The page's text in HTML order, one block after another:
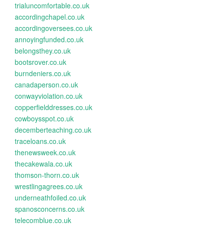
trialuncomfortable.co.uk
accordingchapel.co.uk
accordingoversees.co.uk
annoyingfunded.co.uk
belongsthey.co.uk
bootsrover.co.uk
burndeniers.co.uk
canadaperson.co.uk
conwayviolation.co.uk
copperfielddresses.co.uk
cowboysspot.co.uk
decemberteaching.co.uk
traceloans.co.uk
thenewsweek.co.uk
thecakewala.co.uk
thomson-thorn.co.uk
wrestlingagrees.co.uk
underneathfoiled.co.uk
spanosconcerns.co.uk
telecomblue.co.uk